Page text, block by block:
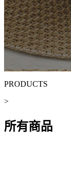
PRODUCTS
>
所有商品